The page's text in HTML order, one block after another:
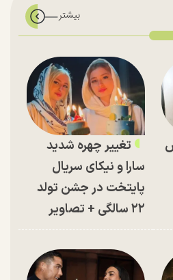
تغییر چهره شدید
سارا و نیکای سریال
پایتخت در جشن تولد
۲۲ سالگی + تصاویر